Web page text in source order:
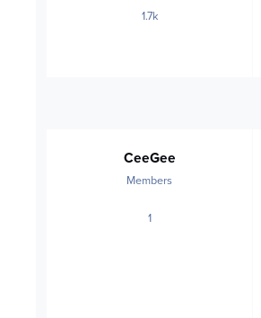
1.7kposts
CeeGee
Members
1posts